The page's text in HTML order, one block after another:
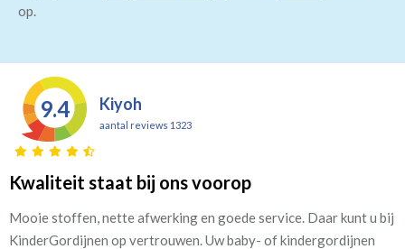
op.
9.4 Kiyoh
aantal reviews 1323
Kwaliteit staat bij ons voorop
Mooie stoffen, nette afwerking en goede service. Daar kunt u bij
KinderGordijnen op vertrouwen. Uw baby- of kindergordijnen